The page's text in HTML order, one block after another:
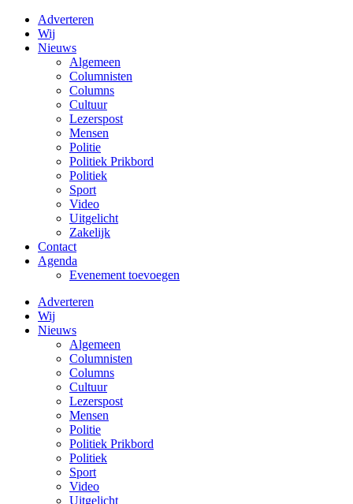
Adverteren
Wij
Nieuws
Algemeen
Columnisten
Columns
Cultuur
Lezerspost
Mensen
Politie
Politiek Prikbord
Politiek
Sport
Video
Uitgelicht
Zakelijk
Contact
Agenda
Evenement toevoegen
Adverteren
Wij
Nieuws
Algemeen
Columnisten
Columns
Cultuur
Lezerspost
Mensen
Politie
Politiek Prikbord
Politiek
Sport
Video
Uitgelicht